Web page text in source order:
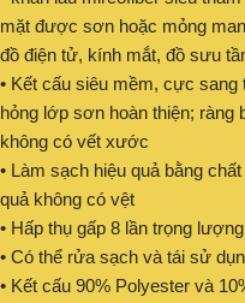
mặt được sơn hoặc mỏng
đồ điện tử, kính mắt, đồ sưu
• Kết cấu siêu mềm, cực
hỏng lớp sơn hoàn thiện; ràng
không có vết xước
• Làm sạch hiệu quả bằng
quả không có vệt
• Hấp thụ gấp 8 lần trọng
• Có thể rửa sạch và tái sử
• Kết cấu 90% Polyester và